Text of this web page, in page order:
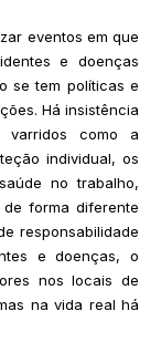
eventos em que
e doenças
se tem políticas e
Há insistência
varridos como a
individual, os
no trabalho,
forma diferente
responsabilidade
e doenças, o
nos locais de
na vida real há